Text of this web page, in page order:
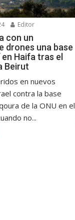
Editor
con un
drones una base
Haifa tras el
Beirut
en nuevos
contra la base
de la ONU en el
no...